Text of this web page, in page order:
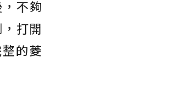
不夠
打開
的菱